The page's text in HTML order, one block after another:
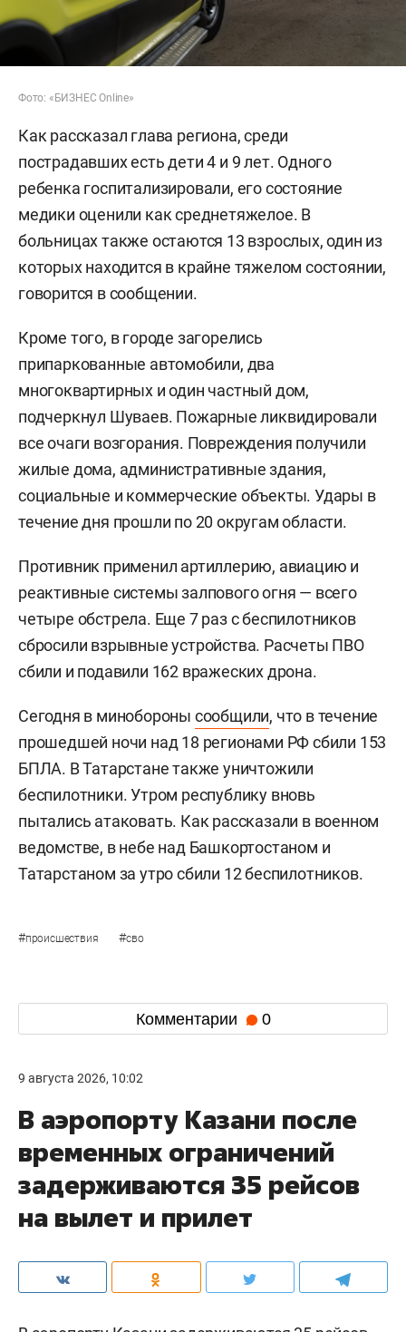
Фото: «БИЗНЕС Online»
Как рассказал глава региона, среди
пострадавших есть дети 4 и 9 лет. Одного
ребенка госпитализировали, его состояние
медики оценили как среднетяжелое. В
больницах также остаются 13 взрослых, один из
которых находится в крайне тяжелом состоянии,
говорится в сообщении.
Кроме того, в городе загорелись
припаркованные автомобили, два
многоквартирных и один частный дом,
подчеркнул Шуваев. Пожарные ликвидировали
все очаги возгорания. Повреждения получили
жилые дома, административные здания,
социальные и коммерческие объекты. Удары в
течение дня прошли по 20 округам области.
Противник применил артиллерию, авиацию и
реактивные системы залпового огня — всего
четыре обстрела. Еще 7 раз с беспилотников
сбросили взрывные устройства. Расчеты ПВО
сбили и подавили 162 вражеских дрона.
Сегодня в минобороны сообщили, что в течение
прошедшей ночи над 18 регионами РФ сбили 153
БПЛА. В Татарстане также уничтожили
беспилотники. Утром республику вновь
пытались атаковать. Как рассказали в военном
ведомстве, в небе над Башкортостаном и
Татарстаном за утро сбили 12 беспилотников.
#происшествия #сво
Комментарии 0
9 августа 2026, 10:02
В аэропорту Казани после
временных ограничений
задерживаются 35 рейсов
на вылет и прилет